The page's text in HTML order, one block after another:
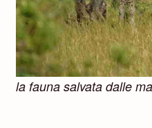
la fauna salvata dalle